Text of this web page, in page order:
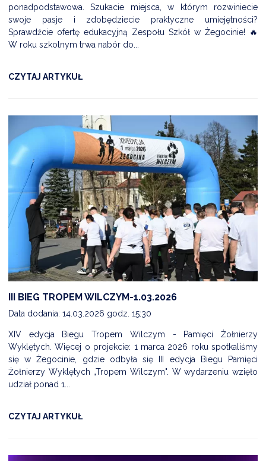
ponadpodstawowa. Szukacie miejsca, w którym rozwiniecie
swoje pasje i zdobędziecie praktyczne umiejętności?
Sprawdźcie ofertę edukacyjną Zespołu Szkół w Żegocinie! 🔥
W roku szkolnym trwa nabór do...
CZYTAJ ARTYKUŁ
III BIEG TROPEM WILCZYM-1.03.2026
Data dodania: 14.03.2026 godz. 15:30
XIV edycja Biegu Tropem Wilczym - Pamięci Żołnierzy
Wyklętych. Więcej o projekcie: 1 marca 2026 roku spotkaliśmy
się w Żegocinie, gdzie odbyła się III edycja Biegu Pamięci
Żołnierzy Wyklętych „Tropem Wilczym". W wydarzeniu wzięło
udział ponad 1...
CZYTAJ ARTYKUŁ